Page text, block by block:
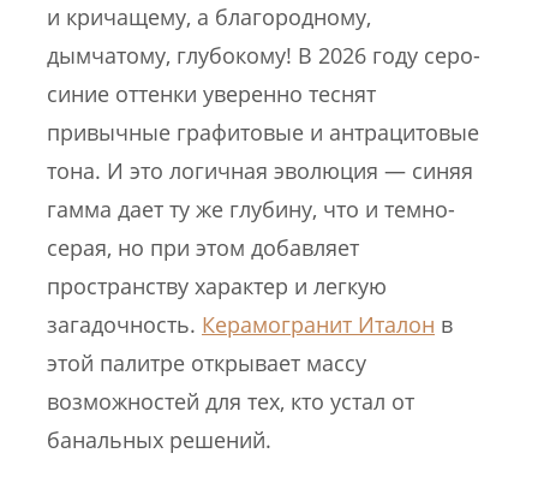
и кричащему, а благородному,
дымчатому, глубокому! В 2026 году серо-
синие оттенки уверенно теснят
привычные графитовые и антрацитовые
тона. И это логичная эволюция — синяя
гамма дает ту же глубину, что и темно-
серая, но при этом добавляет
пространству характер и легкую
загадочность. Керамогранит Италон в
этой палитре открывает массу
возможностей для тех, кто устал от
банальных решений.